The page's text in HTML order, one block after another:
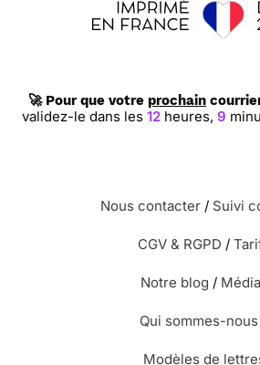
🚀 Pour que votre prochain
validez-le dans les 12heures, 9
Nous contacter / Suivi
CGV & RGPD /
Notre blog /
Qui sommes-nous
Modèles de